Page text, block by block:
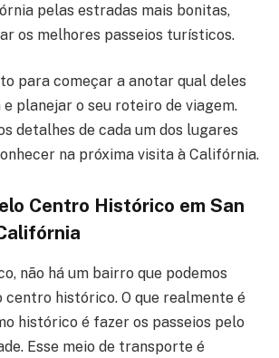
pelas estradas mais bonitas,
os melhores passeios turísticos.
para começar a anotar qual deles
planejar o seu roteiro de viagem.
detalhes de cada um dos lugares
na próxima visita à Califórnia.
Centro Histórico em San
não há um bairro que podemos
histórico. O que realmente é
histórico é fazer os passeios pelo
Esse meio de transporte é